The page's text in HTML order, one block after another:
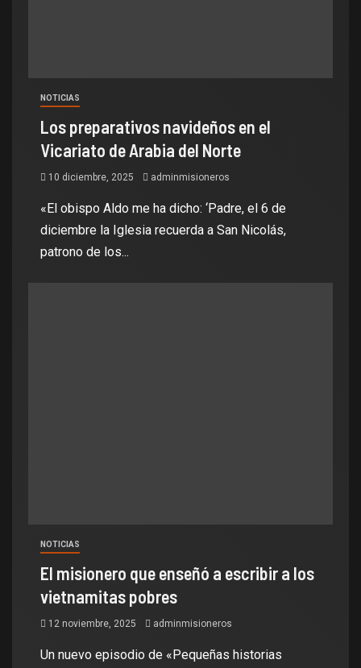
NOTICIAS
Los preparativos navideños en el
Vicariato de Arabia del Norte
10 diciembre, 2025 adminmisioneros
«El obispo Aldo me ha dicho: ‘Padre, el 6 de
diciembre la Iglesia recuerda a San Nicolás,
patrono de los...
NOTICIAS
El misionero que enseñó a escribir a los
vietnamitas pobres
12 noviembre, 2025 adminmisioneros
Un nuevo episodio de «Pequeñas historias